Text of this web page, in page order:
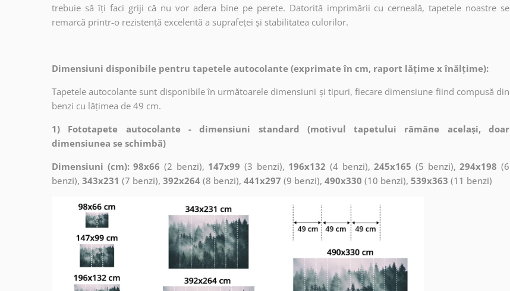
trebuie să îți faci griji că nu vor adera bine pe perete. Datorită imprimării cu cerneală, tapetele noastre se
remarcă printr-o rezistență excelentă a suprafeței și stabilitatea culorilor.
Dimensiuni disponibile pentru tapetele autocolante (exprimate în cm, raport lățime x înălțime):
Tapetele autocolante sunt disponibile în următoarele dimensiuni și tipuri, fiecare dimensiune fiind compusă din
benzi cu lățimea de 49 cm.
1) Fototapete autocolante - dimensiuni standard (motivul tapetului rămâne același, doar
dimensiunea se schimbă)
Dimensiuni (cm): 98x66 (2 benzi), 147x99 (3 benzi), 196x132 (4 benzi),245x165 (5 benzi),294x198 (6
benzi), 343x231 (7 benzi), 392x264 (8 benzi), 441x297 (9 benzi), 490x330 (10 benzi), 539x363 (11 benzi)